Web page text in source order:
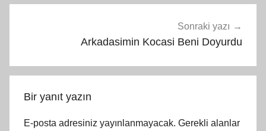
Sonraki yazı
Arkadasimin Kocasi Beni Doyurdu
Bir yanıt yazın
E-posta adresiniz yayınlanmayacak. Gerekli alanlar